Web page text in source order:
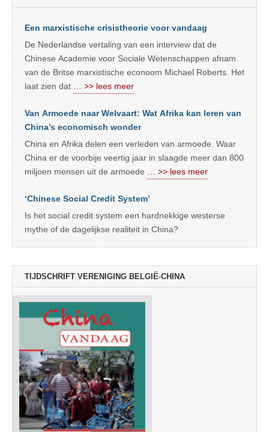
Een marxistische crisistheorie voor vandaag
De Nederlandse vertaling van een interview dat de
Chinese Academie voor Sociale Wetenschappen afnam
van de Britse marxistische econoom Michael Roberts. Het
laat zien dat
… >> lees meer
Van Armoede naar Welvaart: Wat Afrika kan leren van
China’s economisch wonder
China en Afrika delen een verleden van armoede. Waar
China er de voorbije veertig jaar in slaagde meer dan 800
miljoen mensen uit de armoede
… >> lees meer
‘Chinese Social Credit System’
Is het social credit system een hardnekkige westerse
mythe of de dagelijkse realiteit in China?
TIJDSCHRIFT VERENIGING BELGIË-CHINA